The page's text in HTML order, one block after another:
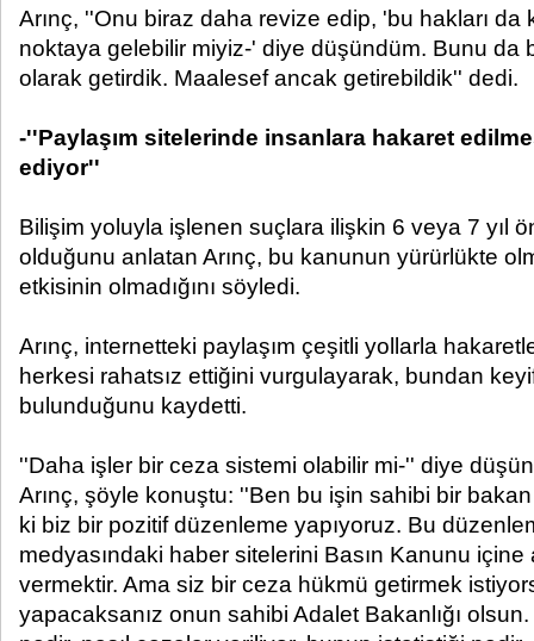
Arınç, ''Onu biraz daha revize edip, 'bu hakları da
noktaya gelebilir miyiz-' diye düşündüm. Bunu da
olarak getirdik. Maalesef ancak getirebildik'' dedi.
-''Paylaşım sitelerinde insanlara hakaret
ediyor''
Bilişim yoluyla işlenen suçlara ilişkin 6 veya 7 yıl
olduğunu anlatan Arınç, bu kanunun yürürlükte
etkisinin olmadığını söyledi.
Arınç, internetteki paylaşım çeşitli yollarla
herkesi rahatsız ettiğini vurgulayarak, bundan
bulunduğunu kaydetti.
''Daha işler bir ceza sistemi olabilir mi-'' diye
Arınç, şöyle konuştu: ''Ben bu işin sahibi bir
ki biz bir pozitif düzenleme yapıyoruz. Bu
medyasındaki haber sitelerini Basın Kanunu
vermektir. Ama siz bir ceza hükmü getirmek
yapacaksanız onun sahibi Adalet Bakanlığı